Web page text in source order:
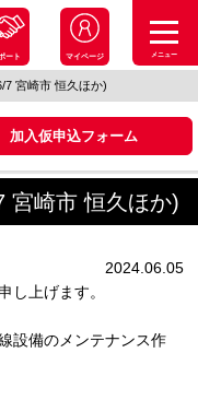
ート マイページ メニュー
宮崎市 恒久ほか)
加入仮申込フォーム
宮崎市 恒久ほか)
2024.06.05
し上げます。
設備のメンテナンス作